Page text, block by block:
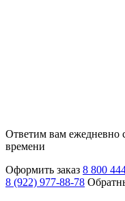
Ответим вам ежедневно
времени
Оформить заказ 8 800
8 (922) 977-88-78